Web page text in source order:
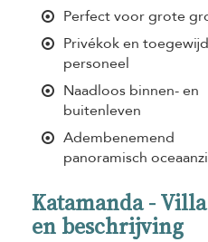
Perfect voor grote
Privékok en toegewijd
personeel
Naadloos binnen- en
buitenleven
Adembenemend
panoramisch
Katamanda -
en beschrijving